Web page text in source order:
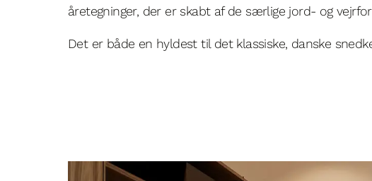
åretegninger, der er skabt af de særlige jord- og
Det er både en hyldest til det klassiske, danske